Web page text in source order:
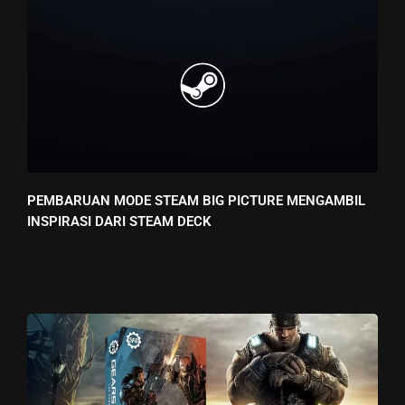
PEMBARUAN MODE STEAM BIG PICTURE MENGAMBIL
INSPIRASI DARI STEAM DECK